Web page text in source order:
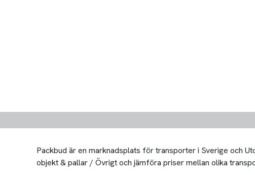
Packbud är en marknadsplats för transporter i Sverige och
objekt & pallar / Övrigt och jämföra priser mellan olika